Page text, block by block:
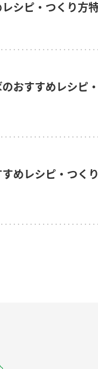
シピ・つくり方
おすすめレシピ
めレシピ・つく